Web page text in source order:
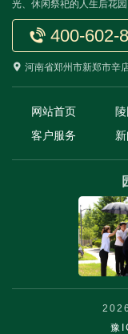
光、休闲祭祀的人生后花园
400-602-
河南省郑州市新郑市辛
网站首页
客户服务
豫